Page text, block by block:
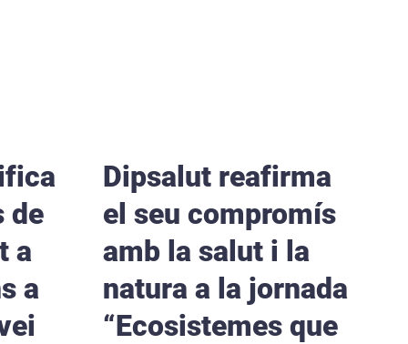
de
a
a
Dipsalut reafirma
el seu compromís
amb la salut i la
natura a la jornada
“Ecosistemes que